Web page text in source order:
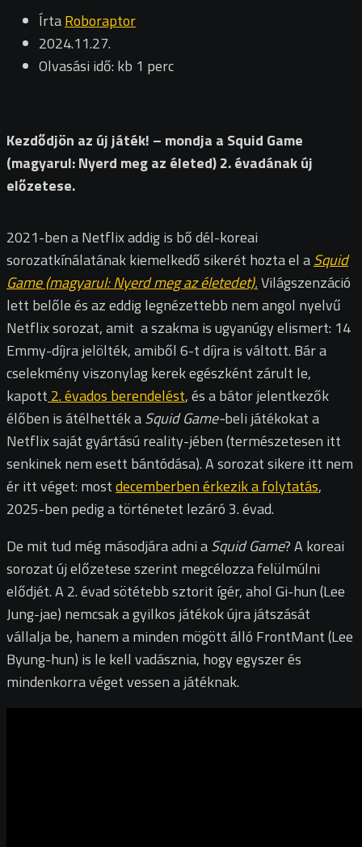
ÍrtaRoboraptor
2024.11.27.
Olvasási idő: kb 1 perc
Kezdődjön az új játék! – mondja a Squid Game
(magyarul: Nyerd meg az életed) 2. évadának új
előzetese.
2021-ben a Netflix addig is bő dél-koreai
sorozatkínálatának kiemelkedő sikerét hozta el aSquid
Game (magyarul: Nyerd meg az életedet).Világszenzáció
lett belőle és az eddig legnézettebb nem angol nyelvű
Netflix sorozat, amit a szakma is ugyanúgy elismert: 14
Emmy-díjra jelölték, amiből 6-t díjra is váltott. Bár a
cselekmény viszonylag kerek egészként zárult le,
kapott 2. évados berendelést, és a bátor jelentkezők
élőben is átélhették aSquid Game-beli játékokat a
Netflix saját gyártású reality-jében (természetesen itt
senkinek nem esett bántódása). A sorozat sikere itt nem
ér itt véget: mostdecemberben érkezik a folytatás,
2025-ben pedig a történetet lezáró 3. évad.
De mit tud még másodjára adni aSquid Game? A koreai
sorozat új előzetese szerint megcélozza felülmúlni
elődjét. A 2. évad sötétebb sztorit ígér, ahol Gi-hun (Lee
Jung-jae) nemcsak a gyilkos játékok újra játszását
vállalja be, hanem a minden mögött álló FrontMant (Lee
Byung-hun) is le kell vadásznia, hogy egyszer és
mindenkorra véget vessen a játéknak.